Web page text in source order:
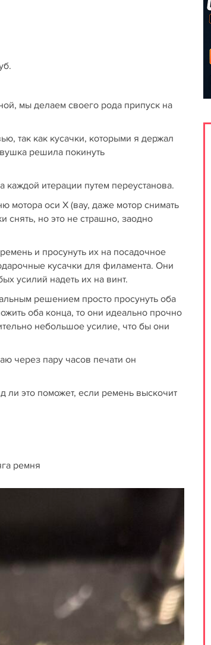
мы делаем своего рода припуск на
так как кусачки, которыми я держал
решила покинуть
итерации путем переустанова.
мотора оси Х (вау, даже мотор снимать
снять, но это не страшно, заодно
и просунуть их на посадочное
кусачки для филамента. Они
усилий надеть их на винт.
решением просто просунуть оба
оба конца, то они идеально прочно
небольшое усилие, что бы они
через пару часов печати он
ли это поможет, если ремень выскочит
ремня